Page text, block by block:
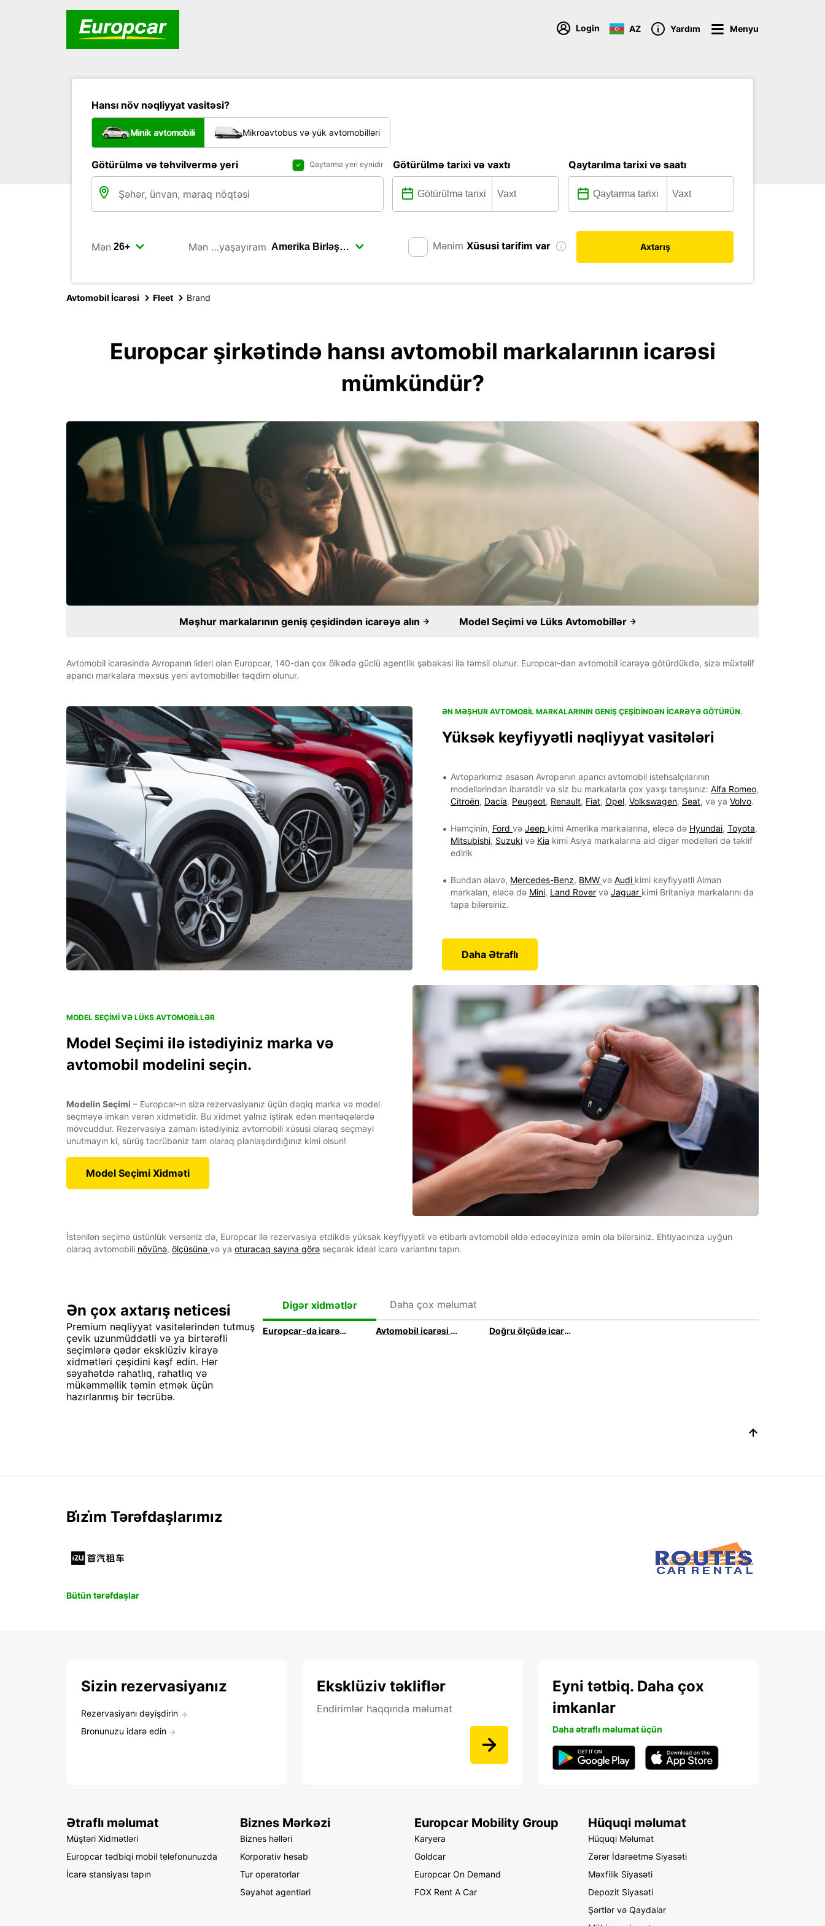
Login AZ Yardım Menyu
Hansı növ nəqliyyat vasitəsi?
Minik avtomobili Mikroavtobus və yük avtomobilləri
Götürülmə və təhvilvermə yeri Qaytarma yeri eynidir Götürülmə tarixi və vaxtı Qaytarılma tarixi və saatı
Mən Mən …yaşayıram Mənim Xüsusi tarifim var Axtarış
Avtomobil İcarəsi Fleet Brand
Europcar şirkətində hansı avtomobil markalarının icarəsi
mümkündür?
Məşhur markalarının geniş çeşidindən icarəyə alın Model Seçimi və Lüks Avtomobillər
Avtomobil icarəsində Avropanın lideri olan Europcar, 140-dan çox ölkədə güclü agentlik şəbəkəsi ilə təmsil olunur. Europcar-dan avtomobil icarəyə götürdükdə, sizə müxtəlif
aparıcı markalara məxsus yeni avtomobillər təqdim olunur.
ƏN MƏŞHUR AVTOMOBIL MARKALARININ GENIŞ ÇEŞIDINDƏN ICARƏYƏ GÖTÜRÜN.
Yüksək keyfiyyətli nəqliyyat vasitələri
Avtoparkımız əsasən Avropanın aparıcı avtomobil istehsalçılarının
modellərindən ibarətdir və siz bu markalarla çox yaxşı tanışsınız: Alfa Romeo,
Citroën, Dacia, Peugeot, Renault, Fiat, Opel, Volkswagen, Seat, və ya Volvo.
Həmçinin, Ford və Jeep kimi Amerika markalarına, eləcə də Hyundai, Toyota,
Mitsubishi, Suzuki və Kia kimi Asiya markalarına aid digər modelləri də təklif
edirik
Bundan əlavə, Mercedes-Benz, BMW və Audi kimi keyfiyyətli Alman
markaları, eləcə də Mini, Land Rover və Jaguar kimi Britaniya markalarını da
tapa bilərsiniz.
Daha Ətraflı
MODEL SEÇIMI VƏ LÜKS AVTOMOBILLƏR
Model Seçimi ilə istədiyiniz marka və
avtomobil modelini seçin.
Modelin Seçimi – Europcar-ın sizə rezervasiyanız üçün dəqiq marka və model
seçməyə imkan verən xidmətidir. Bu xidmət yalnız iştirak edən məntəqələrdə
mövcuddur. Rezervasiya zamanı istədiyiniz avtomobili xüsusi olaraq seçməyi
unutmayın ki, sürüş təcrübəniz tam olaraq planlaşdırdığınız kimi olsun!
Model Seçimi Xidməti
İstənilən seçimə üstünlük versəniz də, Europcar ilə rezervasiya etdikdə yüksək keyfiyyətli və etibarlı avtomobil əldə edəcəyinizə əmin ola bilərsiniz. Ehtiyacınıza uyğun
olaraq avtomobili növünə, ölçüsünə və ya oturacaq sayına görə seçərək ideal icarə variantını tapın.
Ən çox axtarış neticesi
Premium nəqliyyat vasitələrindən tutmuş
çevik uzunmüddətli və ya birtərəfli
seçimlərə qədər eksklüziv kirayə
xidmətləri çeşidini kəşf edin. Hər
səyahətdə rahatlıq, rahatlıq və
mükəmməllik təmin etmək üçün
hazırlanmış bir təcrübə.
Digər xidmətlər Daha çox məlumat
Europcar-da icarəyə götürə biləcəyiniz bütün avtomobil növləri Avtomobil icarəsi oturacaq sayına görə Doğru ölçüdə icarə avtomobilini tapın
Bi̇zi̇m Tərəfdaşlarımız
Bütün tərəfdaşlar
Sizin rezervasiyanız
Rezervasiyanı dəyişdirin
Bronunuzu idarə edin
Eksklüziv təkliflər
Endirimlər haqqında məlumat
Eyni tətbiq. Daha çox
imkanlar
Daha ətraflı məlumat üçün
Ətraflı məlumat
Müştəri Xidmətləri
Europcar tədbiqi mobil telefonunuzda
İcarə stansiyası tapın
Biznes Mərkəzi
Biznes həlləri
Korporativ hesab
Tur operatorlar
Səyahət agentləri
Europcar Mobility Group
Karyera
Goldcar
Europcar On Demand
FOX Rent A Car
Hüquqi məlumat
Hüquqi Məlumat
Zərər İdarəetmə Siyasəti
Məxfilik Siyasəti
Depozit Siyasəti
Şərtlər və Qaydalar